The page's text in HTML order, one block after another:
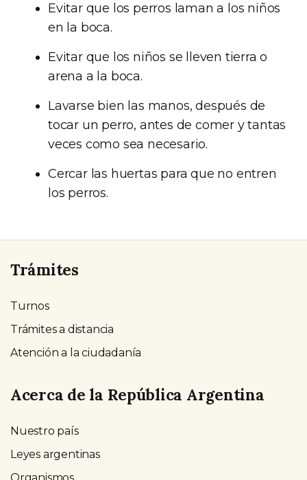
Evitar que los perros laman a los niños
en la boca.
Evitar que los niños se lleven tierra o
arena a la boca.
Lavarse bien las manos, después de
tocar un perro, antes de comer y tantas
veces como sea necesario.
Cercar las huertas para que no entren
los perros.
Trámites
Turnos
Trámites a distancia
Atención a la ciudadanía
Acerca de la República Argentina
Nuestro país
Leyes argentinas